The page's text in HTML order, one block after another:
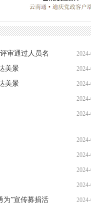
审通过人员名
美景
美景
为”宣传募捐活